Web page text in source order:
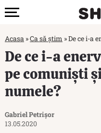
Acasa »Ca să știm »De ce i-a
De ce i-a
pe comuniști
numele?
Gabriel Petrișor
13.05.2020